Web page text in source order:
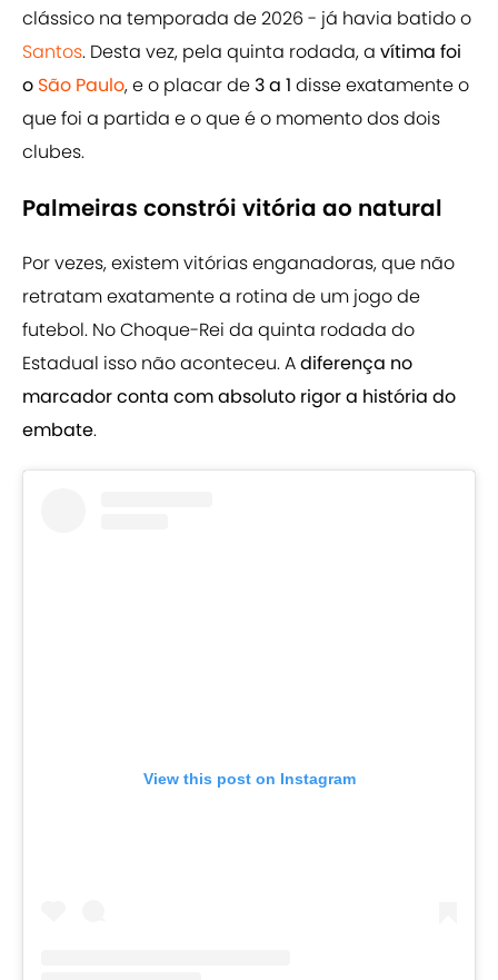
clássico na temporada de 2026 - já havia batido o
Santos. Desta vez, pela quinta rodada, a vítima foi
o São Paulo, e o placar de 3 a 1 disse exatamente o
que foi a partida e o que é o momento dos dois
clubes.
Palmeiras constrói vitória ao natural
Por vezes, existem vitórias enganadoras, que não
retratam exatamente a rotina de um jogo de
futebol. No Choque-Rei da quinta rodada do
Estadual isso não aconteceu. Adiferença no
marcador conta com absoluto rigor a história do
embate.
View this post on Instagram